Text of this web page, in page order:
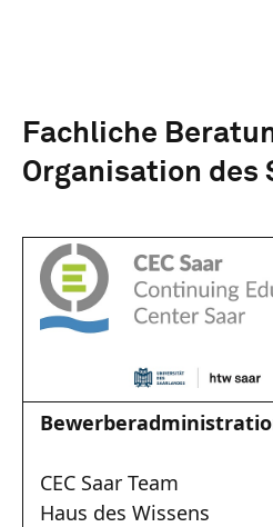
Fachliche
Organisation des
CEC Saar Team
Haus des Wissens